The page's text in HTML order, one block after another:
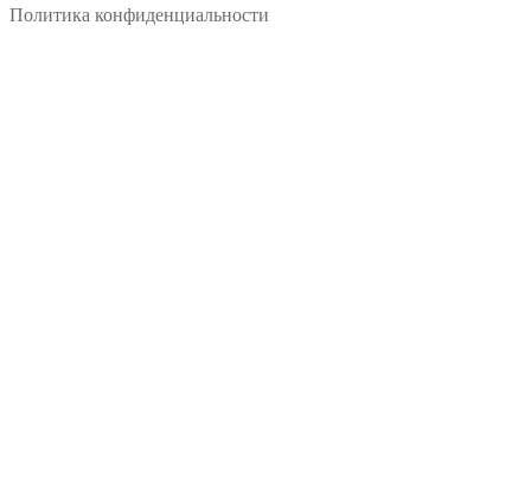
Политика конфиденциальности